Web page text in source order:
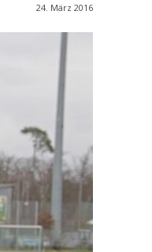
24. März 2016